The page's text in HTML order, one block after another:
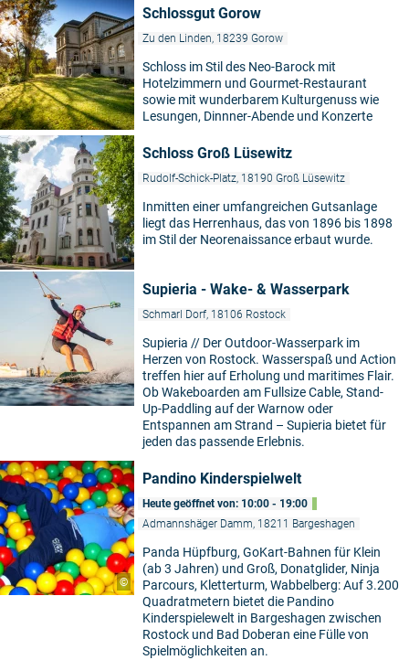
Schlossgut Gorow
Zu den Linden, 18239 Gorow
Schloss im Stil des Neo-Barock mit
Hotelzimmern und Gourmet-Restaurant
sowie mit wunderbarem Kulturgenuss wie
Lesungen, Dinnner-Abende und Konzerte
Schloss Groß Lüsewitz
Rudolf-Schick-Platz, 18190 Groß Lüsewitz
Inmitten einer umfangreichen Gutsanlage
liegt das Herrenhaus, das von 1896 bis 1898
im Stil der Neorenaissance erbaut wurde.
Supieria - Wake- & Wasserpark
Schmarl Dorf, 18106 Rostock
Supieria // Der Outdoor-Wasserpark im
Herzen von Rostock. Wasserspaß und Action
treffen hier auf Erholung und maritimes Flair.
Ob Wakeboarden am Fullsize Cable, Stand-
Up-Paddling auf der Warnow oder
Entspannen am Strand – Supieria bietet für
jeden das passende Erlebnis.
©
Pandino Kinderspielwelt
Heute geöffnet von: 10:00 - 19:00
Admannshäger Damm, 18211 Bargeshagen
Panda Hüpfburg, GoKart-Bahnen für Klein
(ab 3 Jahren) und Groß, Donatglider, Ninja
Parcours, Kletterturm, Wabbelberg: Auf 3.200
Quadratmetern bietet die Pandino
Kinderspielewelt in Bargeshagen zwischen
Rostock und Bad Doberan eine Fülle von
Spielmöglichkeiten an.